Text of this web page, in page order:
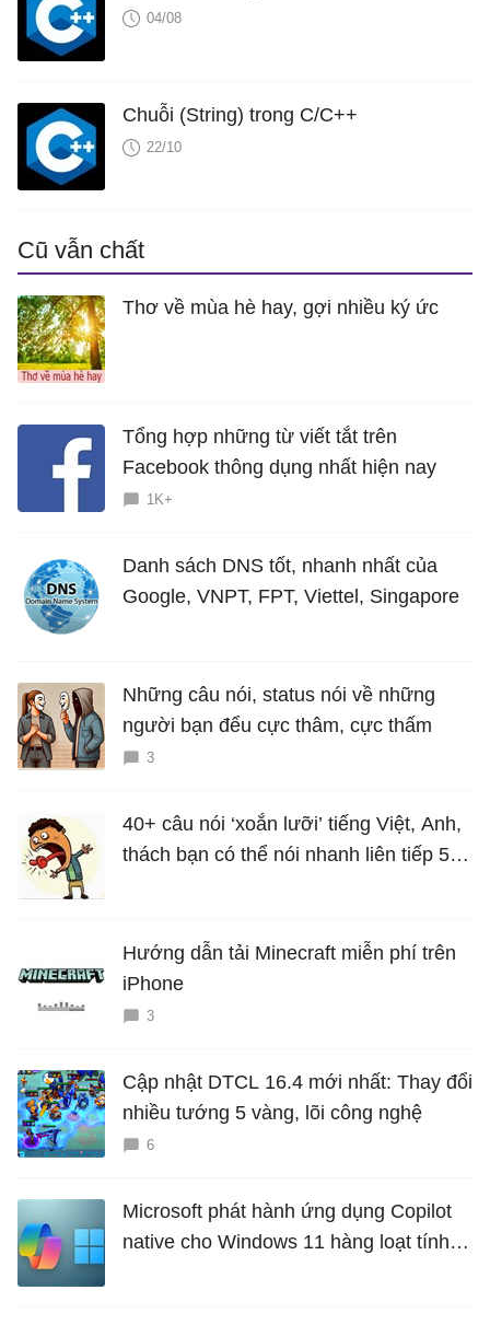
04/08
Chuỗi (String) trong C/C++
22/10
Cũ vẫn chất
Thơ về mùa hè hay, gợi nhiều ký ức
Tổng hợp những từ viết tắt trên
Facebook thông dụng nhất hiện nay
1K+
Danh sách DNS tốt, nhanh nhất của
Google, VNPT, FPT, Viettel, Singapore
Những câu nói, status nói về những
người bạn đểu cực thâm, cực thấm
3
40+ câu nói ‘xoắn lưỡi’ tiếng Việt, Anh,
thách bạn có thể nói nhanh liên tiếp 5
Hướng dẫn tải Minecraft miễn phí trên
iPhone
3
Cập nhật DTCL 16.4 mới nhất: Thay đổi
nhiều tướng 5 vàng, lõi công nghệ
6
Microsoft phát hành ứng dụng Copilot
native cho Windows 11 hàng loạt tính